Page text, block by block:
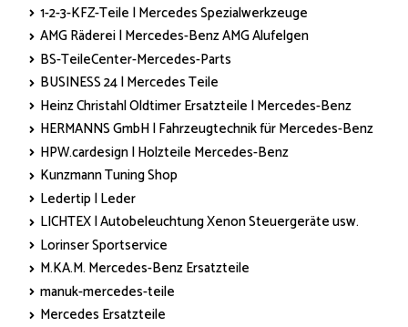
1-2-3-KFZ-Teile | Mercedes Spezialwerkzeuge
AMG Räderei | Mercedes-Benz AMG Alufelgen
BS-TeileCenter-Mercedes-Parts
BUSINESS 24 | Mercedes Teile
Heinz Christahl Oldtimer Ersatzteile | Mercedes-Benz
HERMANNS GmbH | Fahrzeugtechnik für Mercedes-Benz
HPW.cardesign | Holzteile Mercedes-Benz
Kunzmann Tuning Shop
Ledertip | Leder
LICHTEX | Autobeleuchtung Xenon Steuergeräte usw.
Lorinser Sportservice
M.KA.M. Mercedes-Benz Ersatzteile
manuk-mercedes-teile
Mercedes Ersatzteile